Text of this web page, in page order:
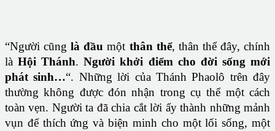
“Người cũnglà đầu một thân thể, thân thể đây, chính
làHội Thánh.Người khởi điểm cho đời sống mới
phát sinh…“. Những lời của Thánh Phaolô trên đây
thường không được đón nhận trong cụ thể một cách
toàn vẹn. Người ta đã chia cắt lời ấy thành những mảnh
vụn để thích ứng và biện minh cho một lối sống, một